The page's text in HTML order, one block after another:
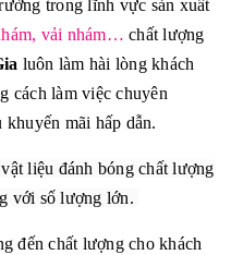
trong lĩnh vực sản xuất
vải nhám… chất lượng
luôn làm hài lòng khách
cách làm việc chuyên
mãi hấp dẫn.
liệu đánh bóng chất lượng
với số lượng lớn.
đến chất lượng cho khách